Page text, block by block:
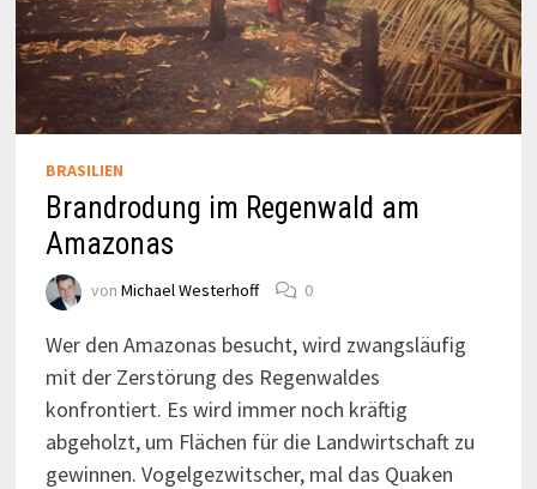
BRASILIEN
Brandrodung im Regenwald am
Amazonas
von Michael Westerhoff 0
Wer den Amazonas besucht, wird zwangsläufig
mit der Zerstörung des Regenwaldes
konfrontiert. Es wird immer noch kräftig
abgeholzt, um Flächen für die Landwirtschaft zu
gewinnen. Vogelgezwitscher, mal das Quaken